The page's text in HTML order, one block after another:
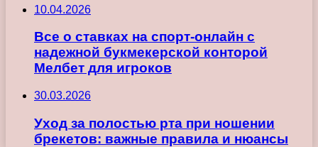
10.04.2026
Все о ставках на спорт-онлайн с
надежной букмекерской конторой
Мелбет для игроков
30.03.2026
Уход за полостью рта при ношении
брекетов: важные правила и нюансы